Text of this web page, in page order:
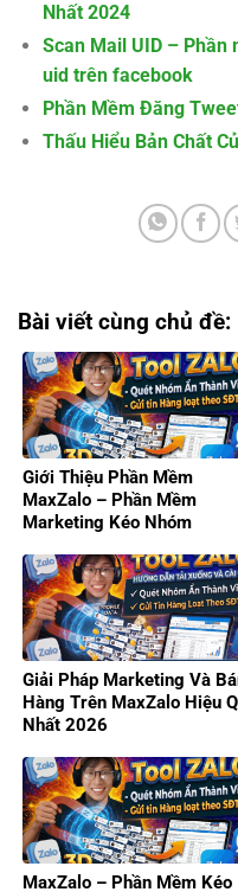
Nhất 2024
Scan Mail UID –
uid trên facebook
Phần Mềm Đăng
Thấu Hiểu Bản Chất
Bài viết cùng chủ đề:
Giới Thiệu Phần Mềm
MaxZalo – Phần Mềm
Marketing Kéo Nhóm
Giải Pháp Marketing Và
Hàng Trên MaxZalo Hiệu
Nhất 2026
MaxZalo – Phần Mềm Kéo